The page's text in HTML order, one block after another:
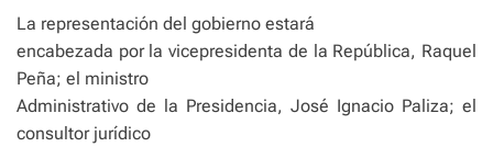
La representación del gobierno estará
encabezada por la vicepresidenta de la República, Raquel
Peña; el ministro
Administrativo de la Presidencia, José Ignacio Paliza; el
consultor jurídico